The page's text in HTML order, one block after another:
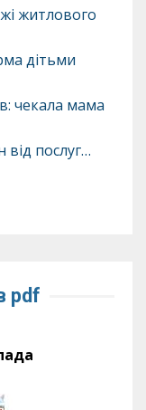
житлового
дітьми
чекала мама
від послуг…
pdf